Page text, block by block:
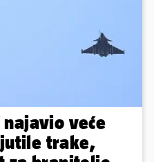
najavio veće
trake,